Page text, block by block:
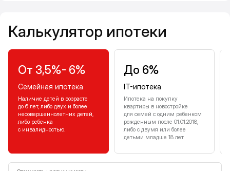
Калькулятор ипотеки
От 3,5%- 6%
Семейная ипотека
Наличие детей в возрасте
до 6 лет, либо двух и более
несовершеннолетних детей,
либо ребенка
с инвалидностью.
До 6%
IT-ипотека
Ипотека на покупку
квартиры в новостройке
для семей с одним ребенком
рожденным после 01.01.2018,
либо с двумя или более
детьми младше 18 лет